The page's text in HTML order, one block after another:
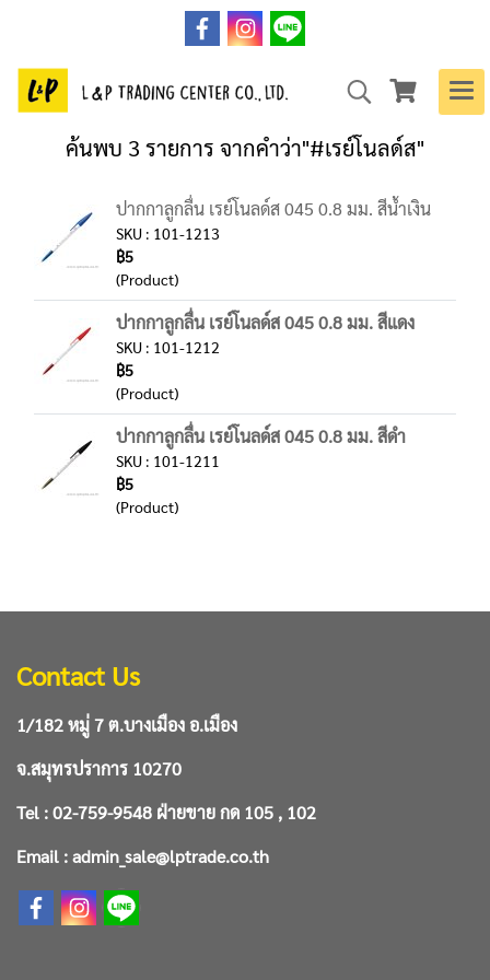
ค้นพบ 3 รายการ จากคำว่า"#เรย์โนลด์ส"
ปากกาลูกลื่น เรย์โนลด์ส 045 0.8 มม. สีน้ำเงิน
SKU : 101-1213
฿5
(Product)
ปากกาลูกลื่น เรย์โนลด์ส 045 0.8 มม. สีแดง
SKU : 101-1212
฿5
(Product)
ปากกาลูกลื่น เรย์โนลด์ส 045 0.8 มม. สีดำ
SKU : 101-1211
฿5
(Product)
Contact Us
1/182 หมู่ 7 ต.บางเมือง อ.เมือง
จ.สมุทรปราการ 10270
Tel : 02-759-9548 ฝ่ายขาย กด 105 , 102
Email : admin_sale@lptrade.co.th